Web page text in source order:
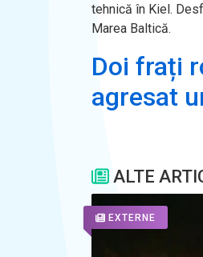
tehnică în Kiel.
Marea Baltică.
Doi frați
agresat
ALTE
EXTERNE